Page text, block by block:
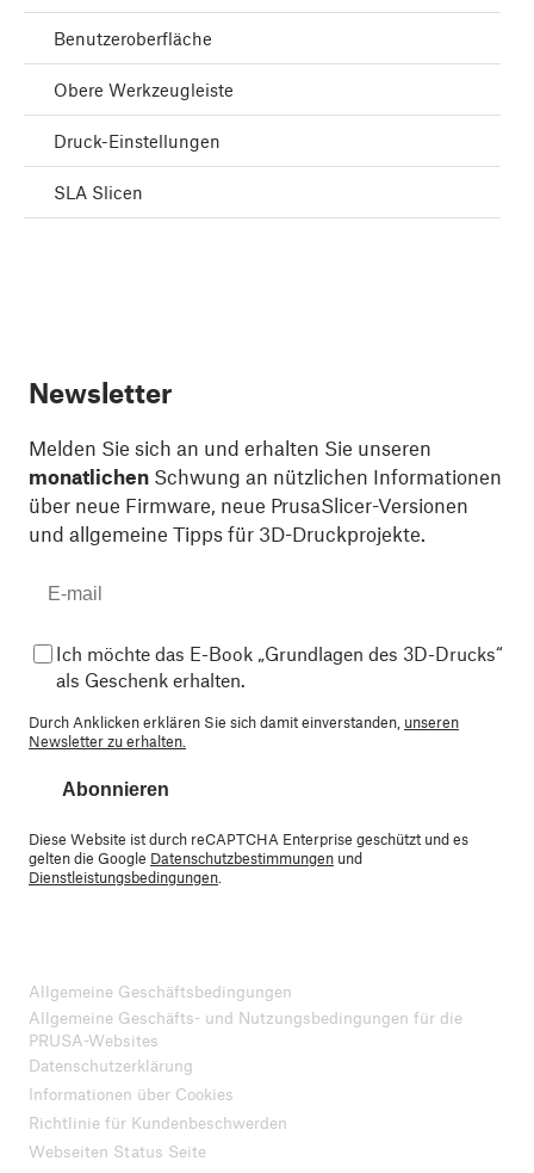
Benutzeroberfläche
Obere Werkzeugleiste
Druck-Einstellungen
SLA Slicen
Newsletter
Melden Sie sich an und erhalten Sie unseren
monatlichen Schwung an nützlichen Informationen
über neue Firmware, neue PrusaSlicer-Versionen
und allgemeine Tipps für 3D-Druckprojekte.
Ich möchte das E-Book „Grundlagen des 3D-Drucks“
als Geschenk erhalten.
Durch Anklicken erklären Sie sich damit einverstanden, unseren
Newsletter zu erhalten.
Abonnieren
Diese Website ist durch reCAPTCHA Enterprise geschützt und es
gelten die Google Datenschutzbestimmungen und
Dienstleistungsbedingungen
Allgemeine Geschäftsbedingungen
Allgemeine Geschäfts- und Nutzungsbedingungen für die
PRUSA-Websites
Datenschutzerklärung
Informationen über Cookies
Richtlinie für Kundenbeschwerden
Webseiten Status Seite